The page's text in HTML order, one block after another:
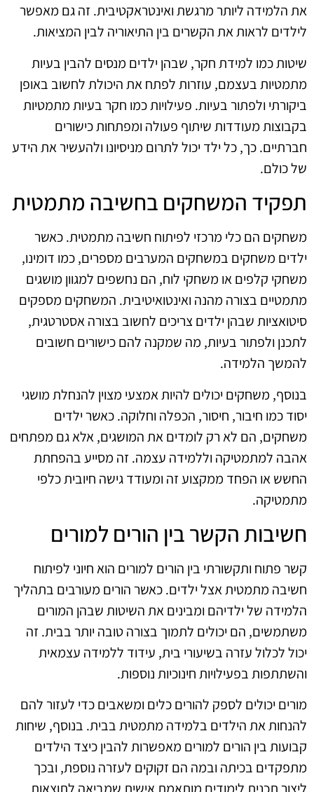
את הלמידה ליותר מרגשת ואינטראקטיבית. זה גם מאפשר
לילדים לראות את הקשרים בין התיאוריה לבין המציאות.
שיטות כמו למידת חקר, שבהן ילדים מנסים להבין בעיות
מתמטיות בעצמם, עוזרות לפתח את היכולת לחשוב באופן
ביקורתי ולפתור בעיות. פעילויות כמו חקר בעיות מתמטיות
בקבוצות מעודדות שיתוף פעולה ומפתחות כישורים
חברתיים. כך, כל ילד יכול לתרום מניסיונו ולהעשיר את הידע
של כולם.
תפקיד המשחקים בחשיבה מתמטית
משחקים הם כלי מרכזי לפיתוח חשיבה מתמטית. כאשר
ילדים משחקים במשחקים המערבים מספרים, כמו דומינו,
משחקי קלפים או משחקי לוח, הם נחשפים למגוון מושגים
מתמטיים בצורה מהנה ואינטואיטיבית. המשחקים מספקים
סיטואציות שבהן ילדים צריכים לחשוב בצורה אסטרטגית,
לתכנן ולפתור בעיות, מה שמקנה להם כישורים חשובים
להמשך הלמידה.
בנוסף, משחקים יכולים להיות אמצעי מצוין להנחלת מושגי
יסוד כמו חיבור, חיסור, הכפלה וחלוקה. כאשר ילדים
משחקים, הם לא רק לומדים את המושגים, אלא גם מפתחים
אהבה למתמטיקה וללמידה עצמה. זה מסייע בהפחתת
החשש או הפחד ממקצוע זה ומעודד גישה חיובית כלפי
מתמטיקה.
חשיבות הקשר בין הורים למורים
קשר פתוח ותקשורתי בין הורים למורים הוא חיוני לפיתוח
חשיבה מתמטית אצל ילדים. כאשר הורים מעורבים בתהליך
הלמידה של ילדיהם ומבינים את השיטות שבהן המורים
משתמשים, הם יכולים לתמוך בצורה טובה יותר בבית. זה
יכול לכלול עזרה בשיעורי בית, עידוד ללמידה עצמאית
והשתתפות בפעילויות חינוכיות נוספות.
מורים יכולים לספק להורים כלים ומשאבים כדי לעזור להם
להנחות את הילדים בלמידה מתמטית בבית. בנוסף, שיחות
קבועות בין הורים למורים מאפשרות להבין כיצד הילדים
מתפקדים בכיתה ובמה הם זקוקים לעזרה נוספת, ובכך